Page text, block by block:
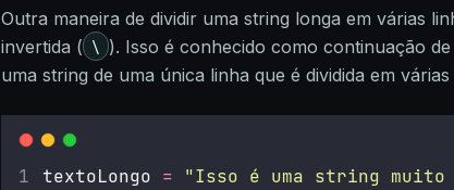
Outra maneira de dividir uma string longa em várias
invertida ( \ ). Isso é conhecido como continuação
uma string de uma única linha que é dividida em
textoLongo = "Isso é uma string muito